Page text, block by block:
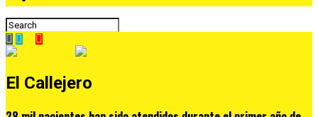
El Callejero